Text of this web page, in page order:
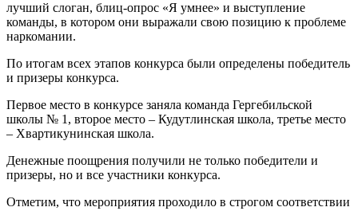
лучший слоган, блиц-опрос «Я умнее» и выступление
команды, в котором они выражали свою позицию к проблеме
наркомании.
По итогам всех этапов конкурса были определены победитель
и призеры конкурса.
Первое место в конкурсе заняла команда Гергебильской
школы № 1, второе место – Кудутлинская школа, третье место
– Хвартикунинская школа.
Денежные поощрения получили не только победители и
призеры, но и все участники конкурса.
Отметим, что мероприятия проходило в строгом соответствии